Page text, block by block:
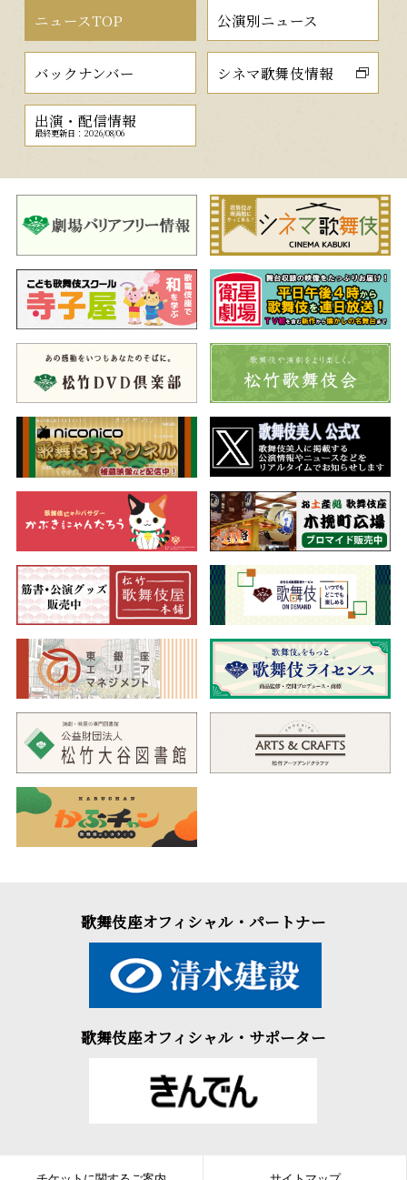
ニュースTOP 公演別ニュース
バックナンバー シネマ歌舞伎情報
出演・配信情報
最終更新日：2026/08/06
歌舞伎座オフィシャル・パートナー
歌舞伎座オフィシャル・サポーター